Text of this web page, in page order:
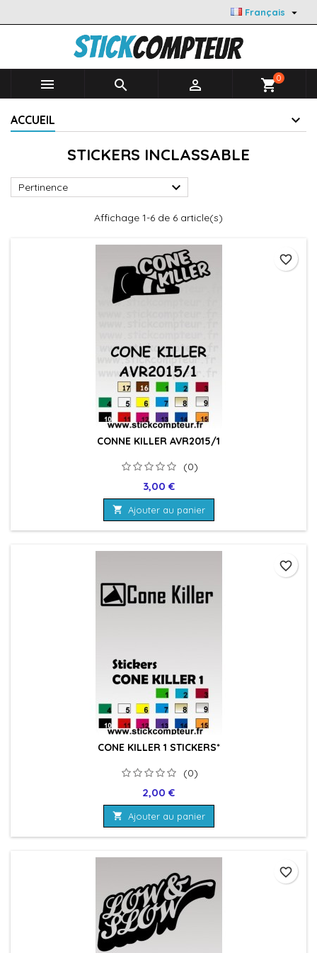
Français 
   shopping_cart0
ACCUEIL
STICKERS INCLASSABLE
Pertinence 
Affichage 1-6 de 6 article(s)
CONNE KILLER AVR2015/1
(0)
Prix
3,00 €
 Ajouter au panier
favorite_border
CONE KILLER 1 STICKERS*
(0)
Prix
2,00 €
 Ajouter au panier
favorite_border
favorite_border